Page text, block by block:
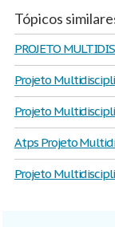
Tópicos
PROJETO
Projeto
Projeto
Atps Projeto
Projeto